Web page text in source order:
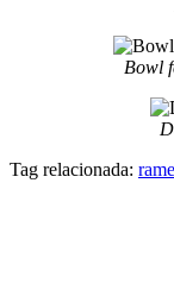
Bowl
Tag relacionada: